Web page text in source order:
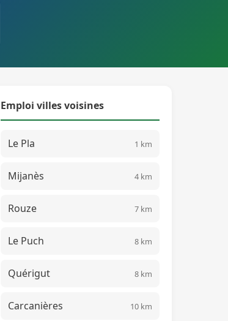
Emploi villes voisines
Le Pla 1 km
Mijanès 4 km
Rouze 7 km
Le Puch 8 km
Quérigut 8 km
Carcanières 10 km